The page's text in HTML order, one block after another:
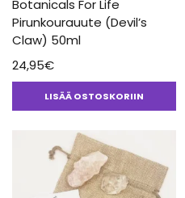
Botanicals For Life
Pirunkourauute (Devil’s
Claw) 50ml
24,95€
LISÄÄ OSTOSKORIIN